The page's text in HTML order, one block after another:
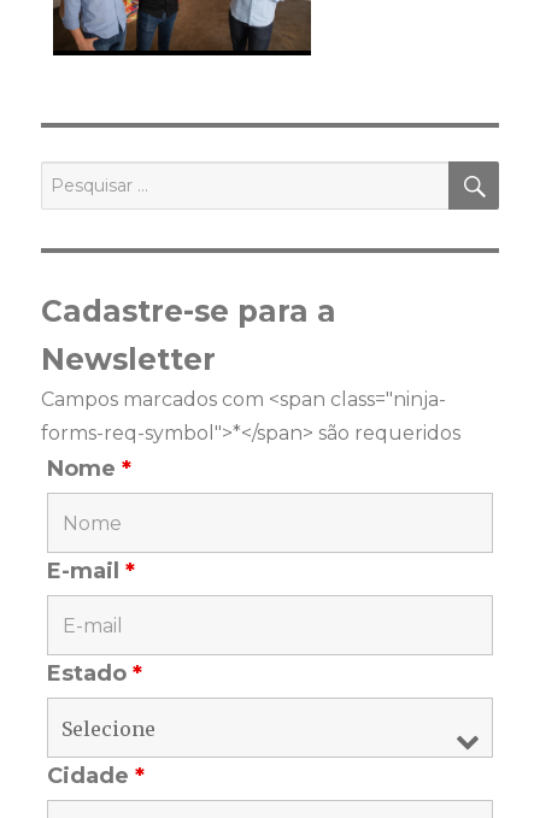
por:
Cadastre-se para a
Newsletter
Campos marcados com <span class="ninja-
forms-req-symbol">*</span> são requeridos
Nome*
E-mail*
Estado*
Cidade*